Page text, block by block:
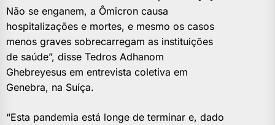
Não se enganem, a Ômicron causa
hospitalizações e mortes, e mesmo os casos
menos graves sobrecarregam as instituições
de saúde”, disse Tedros Adhanom
Ghebreyesus em entrevista coletiva em
Genebra, na Suíça.
“Esta pandemia está longe de terminar e, dado